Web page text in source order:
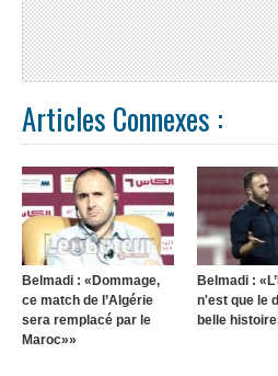
Articles Connexes :
Belmadi : «Dommage,
ce match de l’Algérie
sera remplacé par le
Maroc»»
Belmadi :
n'est que le
belle